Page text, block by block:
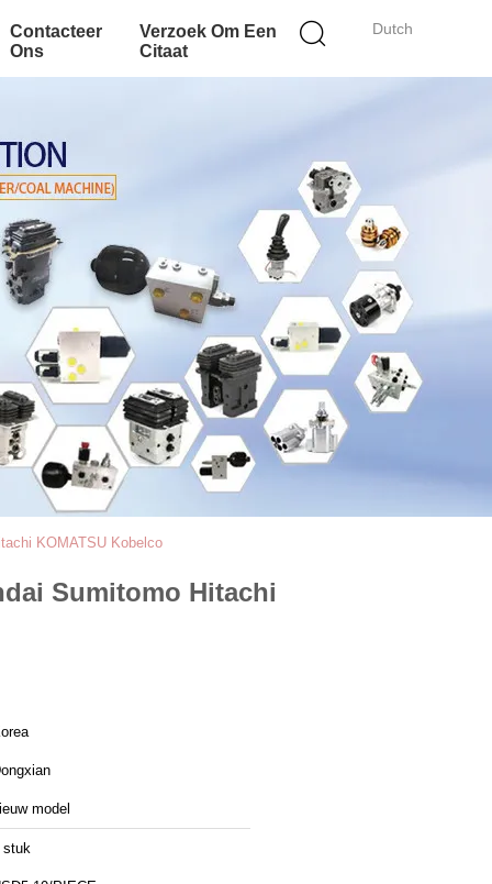
Dutch
Contacteer
Ons
Verzoek Om Een
Citaat
KOMATSU Kobelco
Sumitomo Hitachi
model
stuk